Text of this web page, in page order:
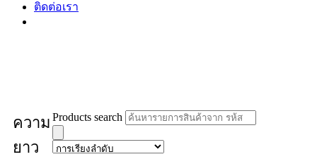
ติดต่อเรา
ความ
ยาว
Products search